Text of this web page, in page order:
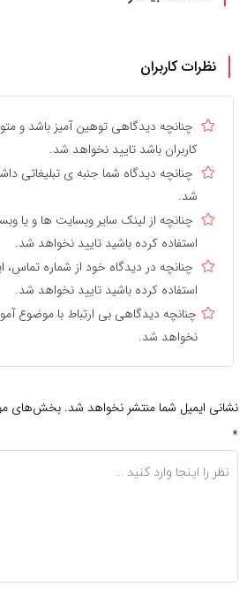
نظرات کاربران
چنانچه دیدگاهی توهین آمیز باشد و
کاربران باشد تایید نخواهد شد.
چنانچه دیدگاه شما جنبه ی تبلیغاتی
شد.
چنانچه از لینک سایر وبسایت ها و یا
استفاده کرده باشید تایید نخواهد شد.
چنانچه در دیدگاه خود از شماره تماس،
استفاده کرده باشید تایید نخواهد شد.
چنانچه دیدگاهی بی ارتباط با موضوع
نخواهد شد.
نشانی ایمیل شما منتشر نخواهد شد. بخش‌های
*